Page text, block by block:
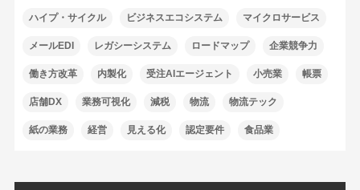
ハイプ・サイクル ビジネスエコシステム マイクロサービス
メールEDI レガシーシステム ロードマップ 企業競争力
働き方改革 内製化 受注AIエージェント 小売業 帳票
店舗DX 業務可視化 減税 物流 物流テック
紙の業務 経営 見える化 認定要件 食品業